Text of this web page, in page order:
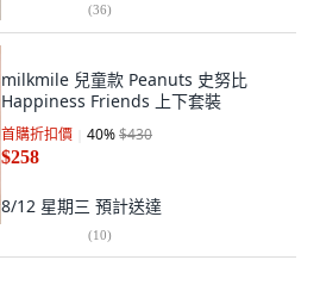
(36)
milkmile 兒童款 Peanuts 史努比
Happiness Friends 上下套裝
首購折扣價 40%$430
$258
8/12 星期三 預計送達
(10)